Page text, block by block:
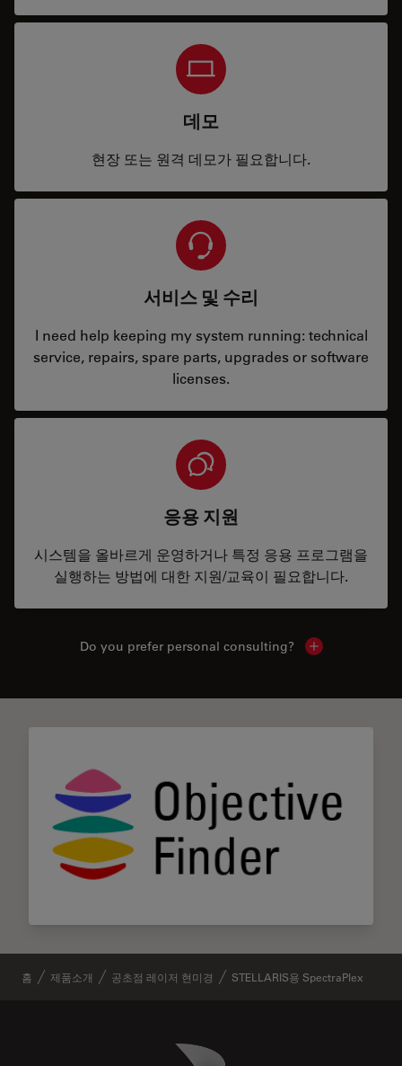
데모
현장 또는 원격 데모가 필요합니다.
서비스 및 수리
I need help keeping my system running: technical
service, repairs, spare parts, upgrades or software
licenses.
응용 지원
시스템을 올바르게 운영하거나 특정 응용 프로그램을
실행하는 방법에 대한 지원/교육이 필요합니다.
Do you prefer personal consulting? Show local
홈 제품소개 공초점 레이저 현미경 STELLARIS용 SpectraPlex
Danaher Logo